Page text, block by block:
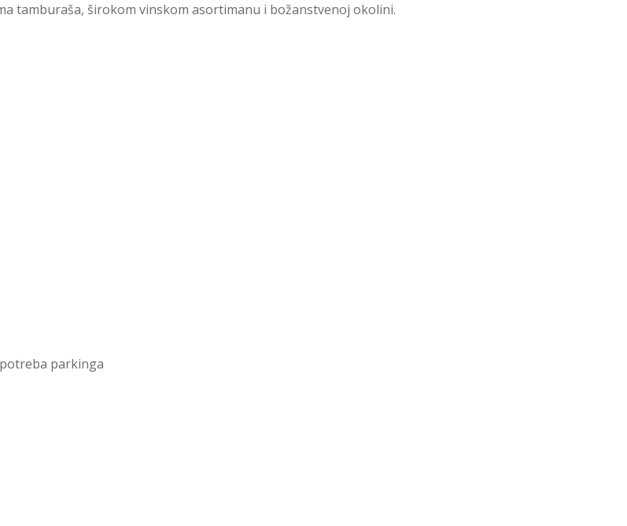
tamburaša, širokom vinskom asortimanu i božanstvenoj okolini.
parkinga